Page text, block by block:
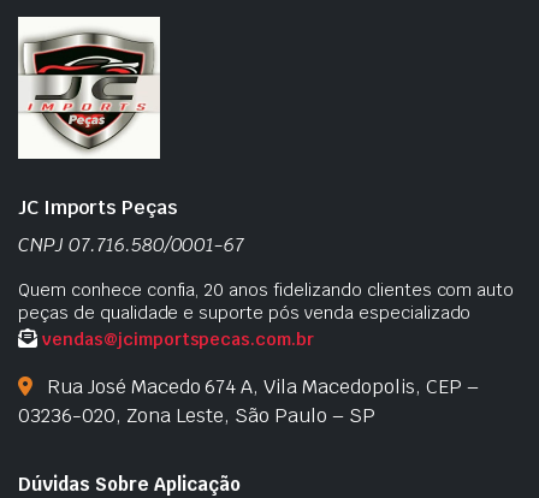
JC Imports Peças
CNPJ 07.716.580/0001-67
Quem conhece confia, 20 anos fidelizando clientes com auto
peças de qualidade e suporte pós venda especializado
vendas@jcimportspecas.com.br
Rua José Macedo 674 A, Vila Macedopolis, CEP –
03236-020, Zona Leste, São Paulo – SP
Dúvidas Sobre Aplicação